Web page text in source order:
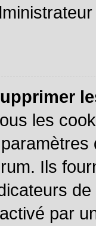
les
Ils
par